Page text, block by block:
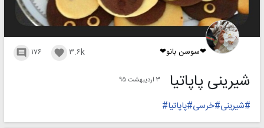
❤سوسن بانو❤ ۱۷۶  ۳.۶k 
شیرینی پاپاتیا ۳ اردیبهشت ۹۵
#شیرینی#خرسی#پاپاتیا#